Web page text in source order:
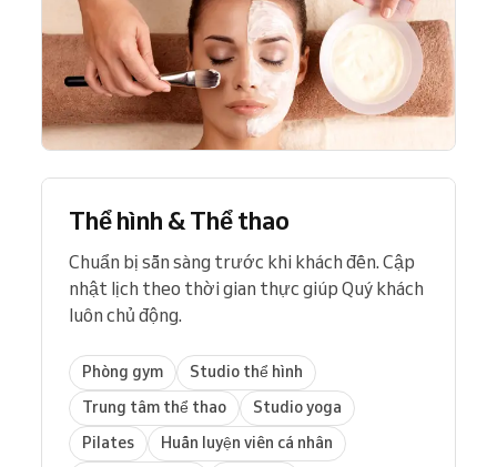
Thể hình & Thể thao
Chuẩn bị sẵn sàng trước khi khách đến. Cập
nhật lịch theo thời gian thực giúp Quý khách
luôn chủ động.
Phòng gym
Studio thể hình
Trung tâm thể thao
Studio yoga
Pilates
Huấn luyện viên cá nhân